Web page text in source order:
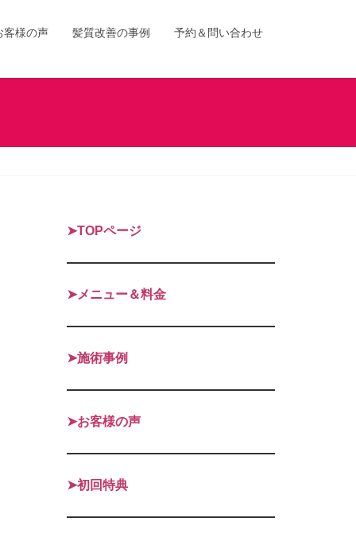
客様の声 髪質改善の事例 予約＆問い合わせ
➤TOPページ
➤メニュー＆料金
➤施術事例
➤お客様の声
➤初回特典